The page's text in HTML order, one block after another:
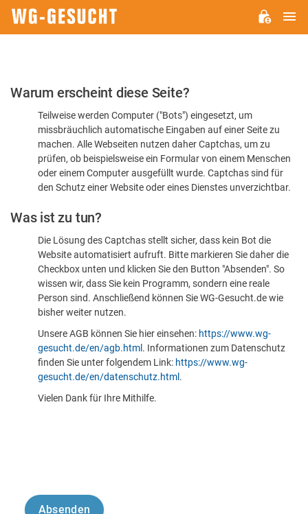
Bitte
dass
sind
Warum erscheint diese Seite?
Teilweise werden Computer ("Bots") eingesetzt, um
missbräuchlich automatische Eingaben auf einer Seite zu
machen. Alle Webseiten nutzen daher Captchas, um zu
prüfen, ob beispielsweise ein Formular von einem Menschen
oder einem Computer ausgefüllt wurde. Captchas sind für
den Schutz einer Website oder eines Dienstes unverzichtbar.
Was ist zu tun?
Die Lösung des Captchas stellt sicher, dass kein Bot die
Website automatisiert aufruft. Bitte markieren Sie daher die
Checkbox unten und klicken Sie den Button "Absenden". So
wissen wir, dass Sie kein Programm, sondern eine reale
Person sind. Anschließend können Sie WG-Gesucht.de wie
bisher weiter nutzen.
Unsere AGB können Sie hier einsehen: https://www.wg-
gesucht.de/en/agb.html . Informationen zum Datenschutz
finden Sie unter folgendem Link: https://www.wg-
gesucht.de/en/datenschutz.html .
Vielen Dank für Ihre Mithilfe.